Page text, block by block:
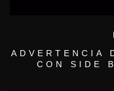
ADVERTENCIA
CON SIDE